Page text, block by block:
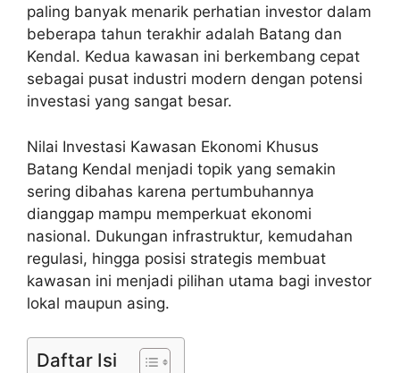
paling banyak menarik perhatian investor dalam
beberapa tahun terakhir adalah Batang dan
Kendal. Kedua kawasan ini berkembang cepat
sebagai pusat industri modern dengan potensi
investasi yang sangat besar.
Nilai Investasi Kawasan Ekonomi Khusus
Batang Kendal menjadi topik yang semakin
sering dibahas karena pertumbuhannya
dianggap mampu memperkuat ekonomi
nasional. Dukungan infrastruktur, kemudahan
regulasi, hingga posisi strategis membuat
kawasan ini menjadi pilihan utama bagi investor
lokal maupun asing.
Daftar Isi